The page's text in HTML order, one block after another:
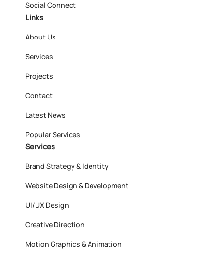
Social Connect
Links
About Us
Services
Projects
Contact
Latest News
Popular Services
Services
Brand Strategy & Identity
Website Design & Development
UI/UX Design
Creative Direction
Motion Graphics & Animation